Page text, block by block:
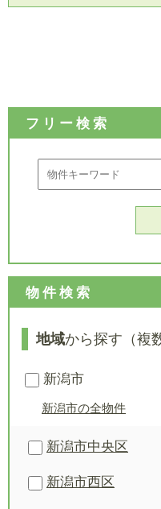
フリー検索
物件検索
地域から探す（複
新潟市
新潟市の全物件
新潟市中央区
新潟市西区